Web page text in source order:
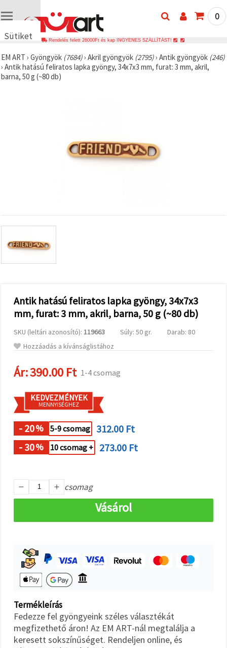
Sütiket
🍪 Cookie-
kat és
hasonló
a
relevánsabb
tartalmat
hirdetéseket
analitikai és
marketingpartnereink
segítségével
Az "Összes
elfogadása"
gombra
elfogadhatja
az összes
Beállításokban
megadhatja
preferenciáit
az adott
típusú sütik
kiválasztásával
"Mentés"
Fogadja
mindet
0
Rendelés felett 26000Ft és kap INGYENES SZÁLLÍTÁST!
EM ART › Gyöngyök (7684)› Akril gyöngyök (2795)› Antik gyöngyök (246)
› Antik hatású feliratos lapka gyöngy, 34x7x3 mm, furat: 3 mm, akril,
barna, 50 g (~80 db)
Antik hatású feliratos lapka gyöngy, 34x7x3
mm, furat: 3 mm, akril, barna, 50 g (~80 db)
SKU (leltári azonosító): 119663 Súly: 50 gr.
Darab: 80
Hozzáadás a kívánságlistához
Ár:390.00 Ft 1-4 csomag
KEDVEZMÉNYEK
MENNYISÉGHEZ
- 20% 5-9 csomag
312.00 Ft
- 30% 10 csomag + 273.00 Ft
csomag
Vásárol
Termékleírás
Fedezze fel gyöngyeink széles választékát
megfizethető áron! Az EM ART-nál megtalálja a
keresett sokszínűséget. Rendeljen online, és